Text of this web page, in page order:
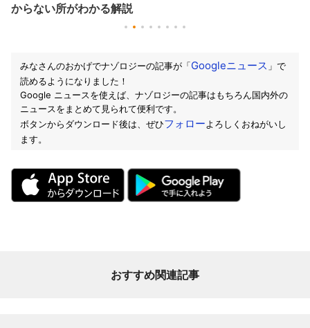
からない所がわかる解説
みなさんのおかげでナゾロジーの記事が「Googleニュース 」で
読めるようになりました！
Google ニュースを使えば、ナゾロジーの記事はもちろん国内外の
ニュースをまとめて見られて便利です。
ボタンからダウンロード後は、ぜひフォローよろしくおねがいし
ます。
おすすめ関連記事